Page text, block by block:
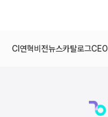
CI 연혁비전뉴스카탈로그